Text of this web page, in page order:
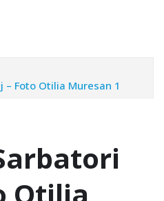
Foto Otilia Muresan 1